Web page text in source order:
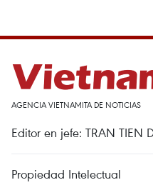
AGENCIA VIETNAMITA DE NOTICIAS
Editor en jefe: TRAN TIEN
Propiedad Intelectual